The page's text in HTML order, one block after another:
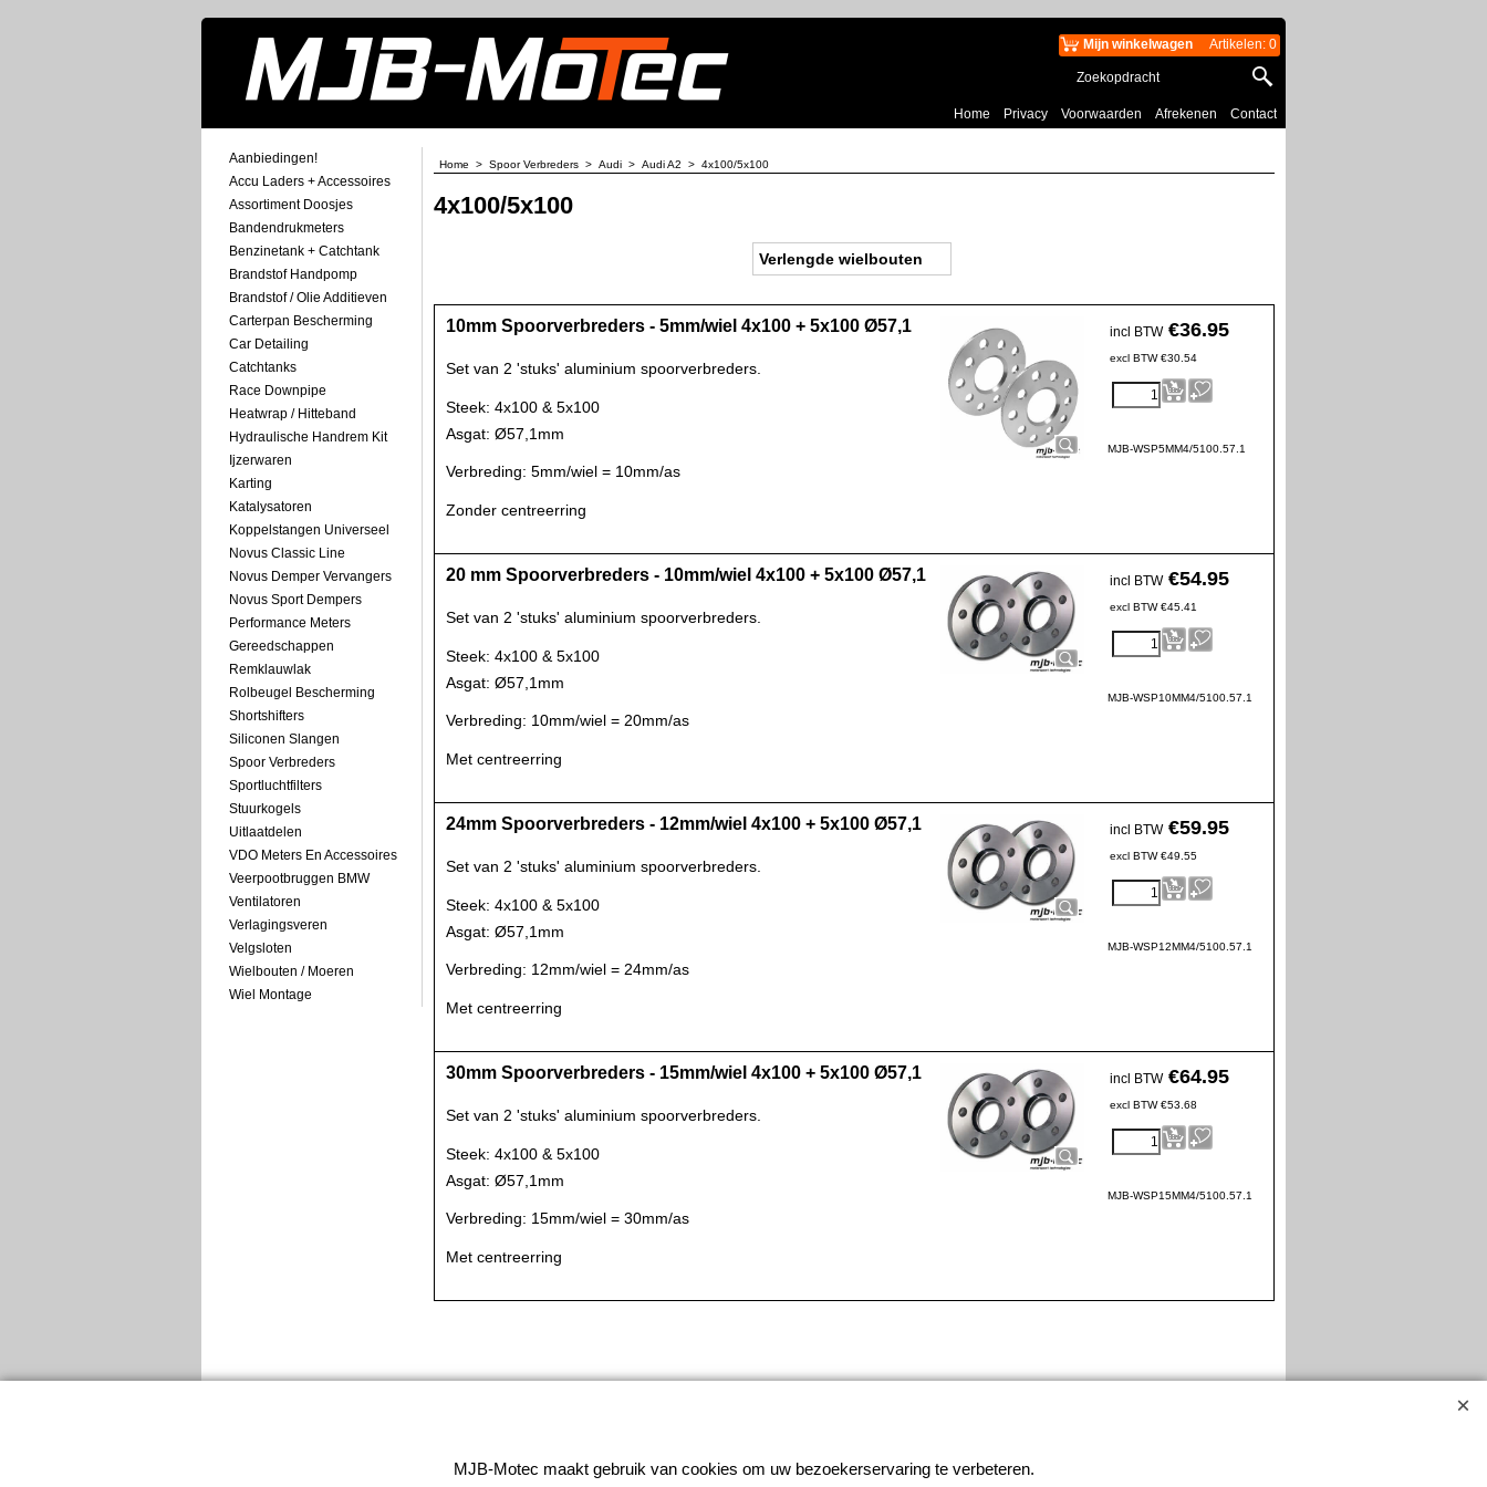
Mijn winkelwagen Artikelen: 0
Home Privacy Voorwaarden Afrekenen Contact
Aanbiedingen!
Accu Laders + Accessoires
Assortiment Doosjes
Bandendrukmeters
Benzinetank + Catchtank
Brandstof Handpomp
Brandstof / Olie Additieven
Carterpan Bescherming
Car Detailing
Catchtanks
Race Downpipe
Heatwrap / Hitteband
Hydraulische Handrem Kit
Ijzerwaren
Karting
Katalysatoren
Koppelstangen Universeel
Novus Classic Line
Novus Demper Vervangers
Novus Sport Dempers
Performance Meters
Gereedschappen
Remklauwlak
Rolbeugel Bescherming
Shortshifters
Siliconen Slangen
Spoor Verbreders
Sportluchtfilters
Stuurkogels
Uitlaatdelen
VDO Meters En Accessoires
Veerpootbruggen BMW
Ventilatoren
Verlagingsveren
Velgsloten
Wielbouten / Moeren
Wiel Montage
Home > Spoor Verbreders > Audi > Audi A2 > 4x100/5x100
4x100/5x100
Verlengde wielbouten
incl BTW €36.95
excl BTW €30.54
MJB-WSP5MM4/5100.57.1
10mm Spoorverbreders - 5mm/wiel 4x100 + 5x100 Ø57,1
Set van 2 'stuks' aluminium spoorverbreders.
Steek: 4x100 & 5x100
Asgat: Ø57,1mm
Verbreding: 5mm/wiel = 10mm/as
Zonder centreerring
incl BTW €54.95
excl BTW €45.41
MJB-WSP10MM4/5100.57.1
20 mm Spoorverbreders - 10mm/wiel 4x100 + 5x100 Ø57,1
Set van 2 'stuks' aluminium spoorverbreders.
Steek: 4x100 & 5x100
Asgat: Ø57,1mm
Verbreding: 10mm/wiel = 20mm/as
Met centreerring
incl BTW €59.95
excl BTW €49.55
MJB-WSP12MM4/5100.57.1
24mm Spoorverbreders - 12mm/wiel 4x100 + 5x100 Ø57,1
Set van 2 'stuks' aluminium spoorverbreders.
Steek: 4x100 & 5x100
Asgat: Ø57,1mm
Verbreding: 12mm/wiel = 24mm/as
Met centreerring
incl BTW €64.95
excl BTW €53.68
MJB-WSP15MM4/5100.57.1
30mm Spoorverbreders - 15mm/wiel 4x100 + 5x100 Ø57,1
Set van 2 'stuks' aluminium spoorverbreders.
Steek: 4x100 & 5x100
Asgat: Ø57,1mm
Verbreding: 15mm/wiel = 30mm/as
Met centreerring
MJB-Motec maakt gebruik van cookies om uw bezoekerservaring te verbeteren.